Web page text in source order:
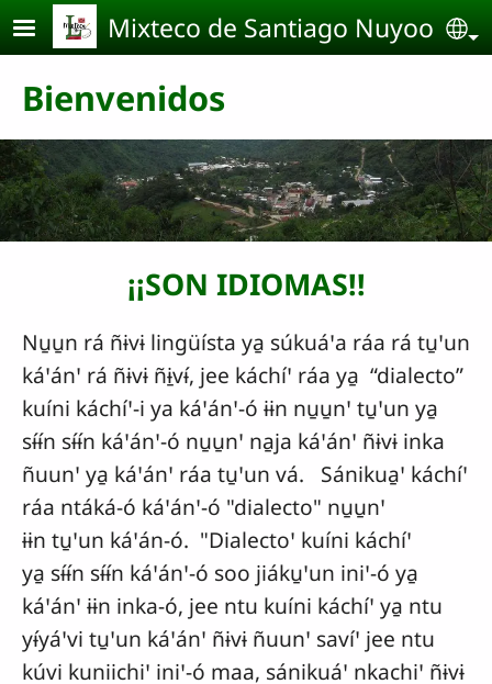
Pasar al contenido principal
Mixteco de Santiago Nuyoo
Bienvenidos
¡¡SON IDIOMAS!!
Nu̱u̱n rá ñɨvɨ lingüísta ya̱ súkuáꞌa ráa rá tu̱ꞌun
káꞌánꞌ rá ñɨvɨ ñɨ̱vɨ́, jee káchíꞌ ráa ya̱ “dialecto”
kuíni káchíꞌ-i ya káꞌánꞌ-ó ɨɨn nu̱u̱nꞌ tu̱ꞌun ya̱
sɨ́ɨ́n sɨ́ɨ́n káꞌánꞌ-ó nu̱u̱nꞌ na̱ja káꞌánꞌ ñɨvɨ inka
ñuunꞌ ya̱ káꞌánꞌ ráa tu̱ꞌun vá. Sánikua̱ꞌ káchíꞌ
ráa ntáká-ó káꞌánꞌ-ó "dialecto" nu̱u̱nꞌ
ɨɨn tu̱ꞌun káꞌán-ó. "Dialectoꞌ kuíni káchíꞌ
ya̱ sɨ́ɨ́n sɨ́ɨ́n káꞌánꞌ-ó soo jiáku̱ꞌun iniꞌ-ó ya̱
káꞌánꞌ ɨɨn inka-ó, jee ntu kuíni káchíꞌ ya̱ ntu
yɨ́yáꞌvi tu̱ꞌun káꞌánꞌ ñɨvɨ ñuunꞌ savíꞌ jee ntu
kúvi kuniichiꞌ iniꞌ-ó maa, sánikuáꞌ nkachiꞌ ñɨvɨ